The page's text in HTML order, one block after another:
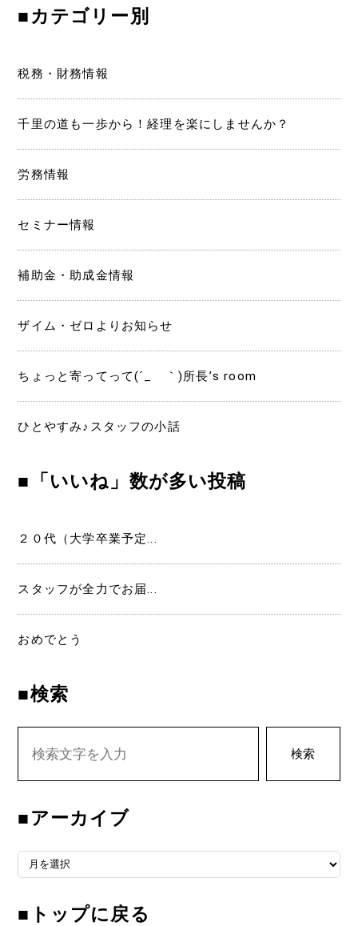
■カテゴリー別
税務・財務情報
千里の道も一歩から！経理を楽にしませんか？
労務情報
セミナー情報
補助金・助成金情報
ザイム・ゼロよりお知らせ
ちょっと寄ってって(´_ゝ｀)所長’s room
ひとやすみ♪スタッフの小話
■「いいね」数が多い投稿
２０代（大学卒業予定...
スタッフが全力でお届...
おめでとう
■検索
検索
■アーカイブ
■アーカイブ
■トップに戻る